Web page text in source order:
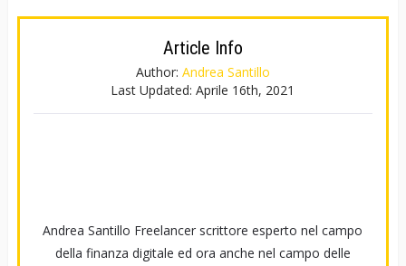
Article Info
Author: Andrea Santillo
Last Updated:Aprile 16th, 2021
Andrea Santillo Freelancer scrittore esperto nel campo
della finanza digitale ed ora anche nel campo delle